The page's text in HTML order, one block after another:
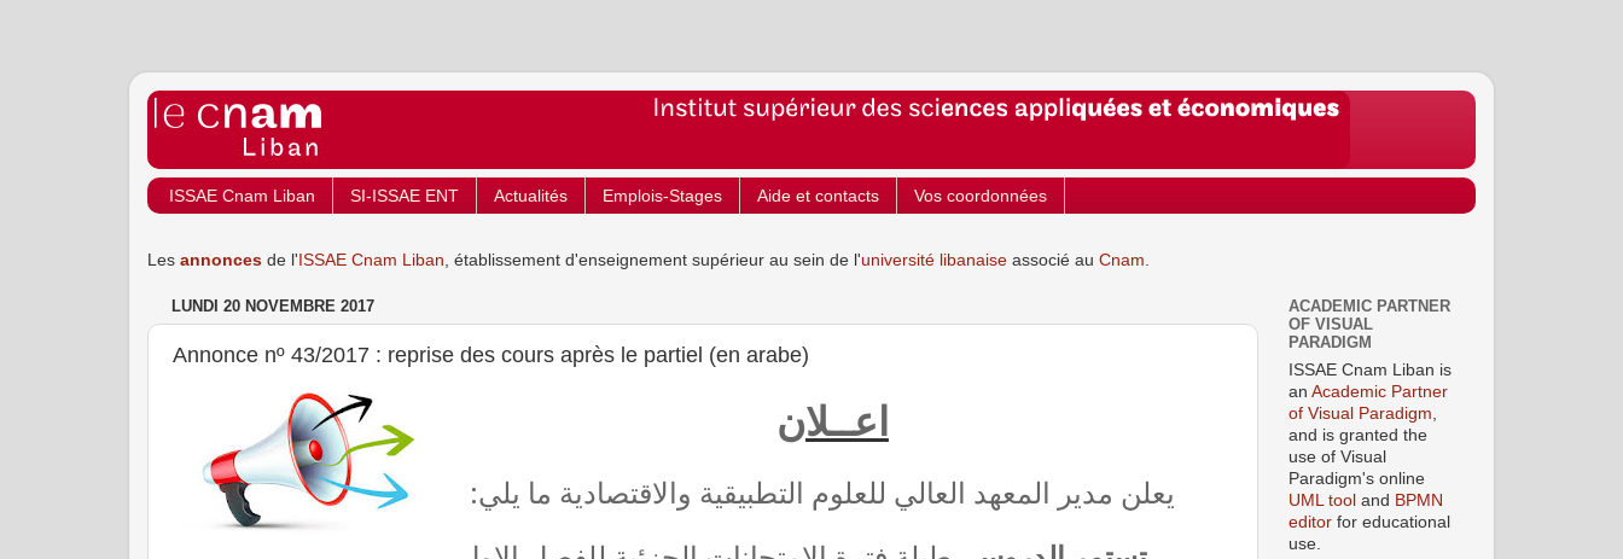
ISSAE Cnam Liban SI-ISSAE ENT Actualités Emplois-Stages Aide et contacts Vos coordonnées
Les annonces de l' ISSAE Cnam Liban , établissement d'enseignement supérieur au sein de l'université libanaise associé au Cnam
LUNDI 20 NOVEMBRE 2017
Annonce nº 43/2017 : reprise des cours après le partiel (en arabe)
اعــلان
يعلن مدير المعهد العالي للعلوم التطبيقية والاقتصادية ما يلي:
ACADEMIC PARTNER
OF VISUAL
PARADIGM
ISSAE Cnam Liban is
an Academic Partner
of Visual Paradigm
and is granted the
use of Visual
Paradigm's online
UML tool and BPMN
editor for educational
use.